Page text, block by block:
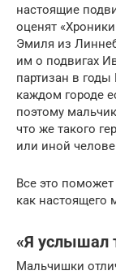
настоящие
оценят
Эмиля из
им о подвигах
партизан в
каждом городе
поэтому
что же такого
или иной
Все это
как настоящего
«Я услышал
Мальчишки